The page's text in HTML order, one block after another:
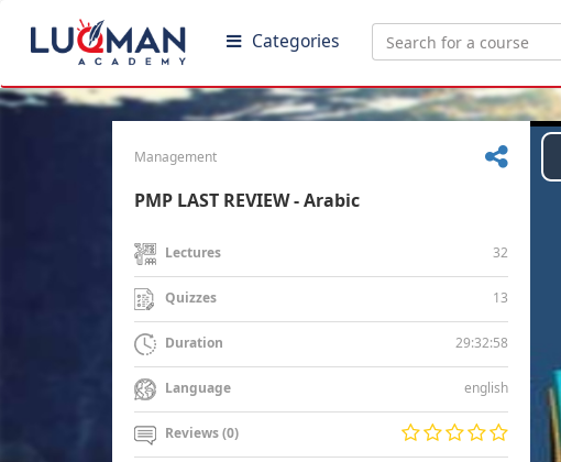
Categories
Management
PMP LAST REVIEW - Arabic
Lectures 32
Quizzes 13
Duration 29:32:58
Language english
Reviews (0)